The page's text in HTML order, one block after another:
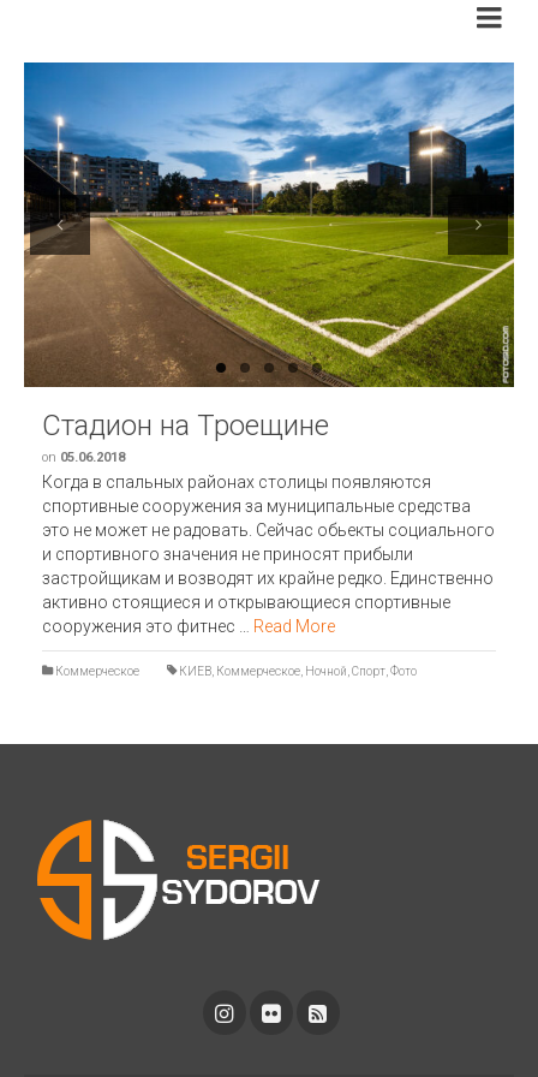
Previous Next
Стадион на Троещине
on 05.06.2018
Когда в спальных районах столицы появляются
спортивные сооружения за муниципальные средства
это не может не радовать. Сейчас обьекты социального
и спортивного значения не приносят прибыли
застройщикам и возводят их крайне редко. Единственно
активно стоящиеся и открывающиеся спортивные
сооружения это фитнес … Read More
Коммерческое КИЕВ Коммерческое Ночной Спорт Фото